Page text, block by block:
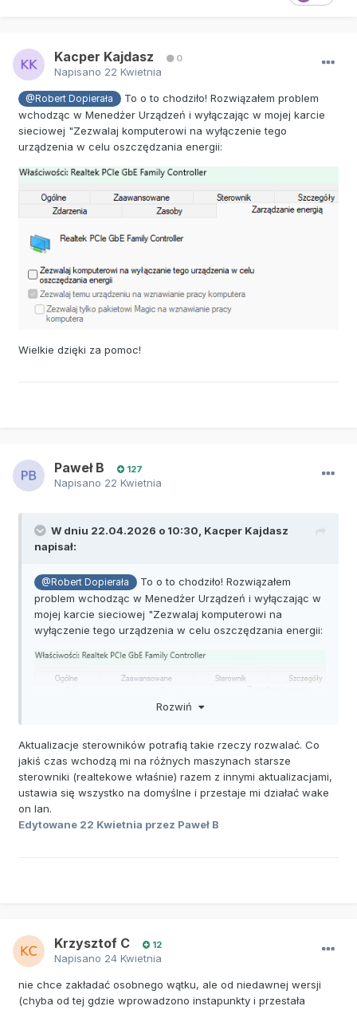
Kacper Kajdasz 0
Napisano 22 Kwietnia
@Robert Dopierała
To o to chodziło! Rozwiązałem problem
wchodząc w Menedżer Urządzeń i wyłączając w mojej karcie
sieciowej "Zezwalaj komputerowi na wyłączenie tego
urządzenia w celu oszczędzania energii:
Wielkie dzięki za pomoc!
Paweł B 127
Napisano 22 Kwietnia
W dniu 22.04.2026 o 10:30, Kacper Kajdasz
napisał:
@Robert Dopierała
To o to chodziło! Rozwiązałem
problem wchodząc w Menedżer Urządzeń i wyłączając w
mojej karcie sieciowej "Zezwalaj komputerowi na
wyłączenie tego urządzenia w celu oszczędzania energii:
Wielkie dzięki za pomoc!
Rozwiń
Aktualizacje sterowników potrafią takie rzeczy rozwalać. Co
jakiś czas wchodzą mi na różnych maszynach starsze
sterowniki (realtekowe właśnie) razem z innymi aktualizacjami,
ustawia się wszystko na domyślne i przestaje mi działać wake
on lan.
Edytowane 22 Kwietnia przez Paweł B
Krzysztof C 12
Napisano 24 Kwietnia
nie chce zakładać osobnego wątku, ale od niedawnej wersji
(chyba od tej gdzie wprowadzono instapunkty i przestała